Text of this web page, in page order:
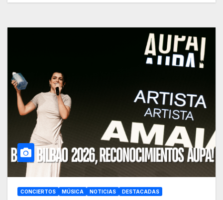
CONCIERTOS MÚSICA NOTICIAS DESTACADAS